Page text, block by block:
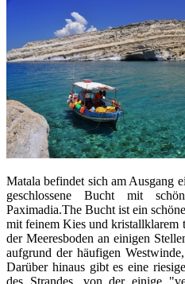
Matala befindet sich am Ausgang
geschlossene Bucht mit
Paximadia.The Bucht ist ein
mit feinem Kies und kristallklarem
der Meeresboden an einigen
aufgrund der häufigen
Darüber hinaus gibt es eine
des Strandes, von der einige